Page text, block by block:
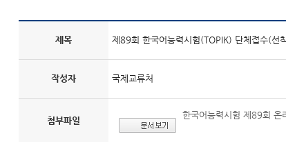
제목 제89회 한국어능력시험(TOPIK) 단체접수(선
작성자 국제교류처
첨부파일
한국어능력시험 제89회